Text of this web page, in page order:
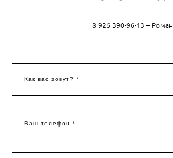
8 926 390-96-13 – Роман
Как вас зовут? *
Ваш телефон *